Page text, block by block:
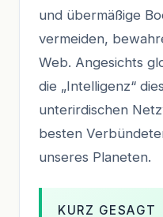
und übermäßige
vermeiden,
Web. Angesichts
die „Intelligenz“
unterirdischen
besten
unseres Planeten.
KURZ GESAGT